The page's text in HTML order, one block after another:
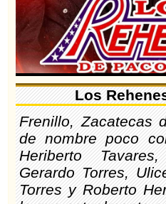
Los
Frenillo, Zacatecas
de nombre poco
Heriberto
Gerardo Torres,
Torres y Roberto